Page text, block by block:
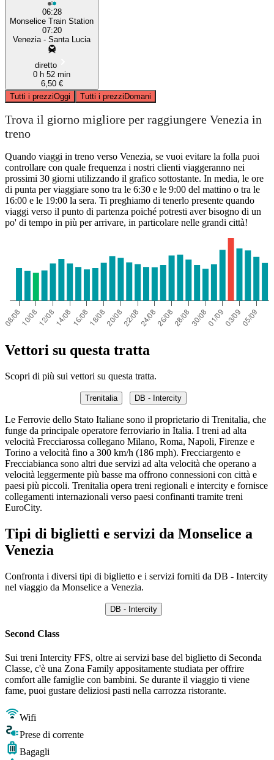
06:28
Monselice Train Station
07:20
Venezia - Santa Lucia
diretto
0 h 52 min
6,50 €
Tutti i prezziOggi Tutti i prezziDomani
Trova il giorno migliore per raggiungere Venezia in
treno
Quando viaggi in treno verso Venezia, se vuoi evitare la folla puoi
controllare con quale frequenza i nostri clienti viaggeranno nei
prossimi 30 giorni utilizzando il grafico sottostante. In media, le ore
di punta per viaggiare sono tra le 6:30 e le 9:00 del mattino o tra le
16:00 e le 19:00 la sera. Ti preghiamo di tenerlo presente quando
viaggi verso il punto di partenza poiché potresti aver bisogno di un
po' di tempo in più per arrivare, in particolare nelle grandi città!
Vettori su questa tratta
Scopri di più sui vettori su questa tratta.
Trenitalia DB - Intercity
Le Ferrovie dello Stato Italiane sono il proprietario di Trenitalia, che
funge da principale operatore ferroviario in Italia. I treni ad alta
velocità Frecciarossa collegano Milano, Roma, Napoli, Firenze e
Torino a velocità fino a 300 km/h (186 mph). Frecciargento e
Frecciabianca sono altri due servizi ad alta velocità che operano a
velocità leggermente più basse ma offrono connessioni con città e
paesi più piccoli. Trenitalia opera treni regionali e intercity e fornisce
collegamenti internazionali verso paesi confinanti tramite treni
EuroCity.
Tipi di biglietti e servizi da Monselice a
Venezia
Confronta i diversi tipi di biglietto e i servizi forniti da DB - Intercity
nel viaggio da Monselice a Venezia.
DB - Intercity
Second Class
Sui treni Intercity FFS, oltre ai servizi base del biglietto di Seconda
Classe, c'è una Zona Family appositamente studiata per offrire
comfort alle famiglie con bambini. Se durante il viaggio ti viene
fame, puoi gustare deliziosi pasti nella carrozza ristorante.
Wifi
Prese di corrente
Bagagli